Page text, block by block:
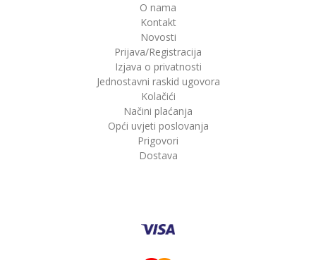
O nama
Kontakt
Novosti
Prijava/Registracija
Izjava o privatnosti
Jednostavni raskid ugovora
Kolačići
Načini plaćanja
Opći uvjeti poslovanja
Prigovori
Dostava